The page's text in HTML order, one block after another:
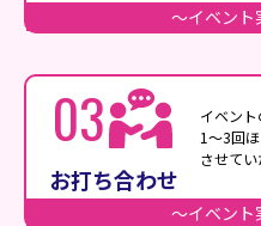
〜イベント
03
お打ち合わせ
イベント
1〜3回
させてい
〜イベント